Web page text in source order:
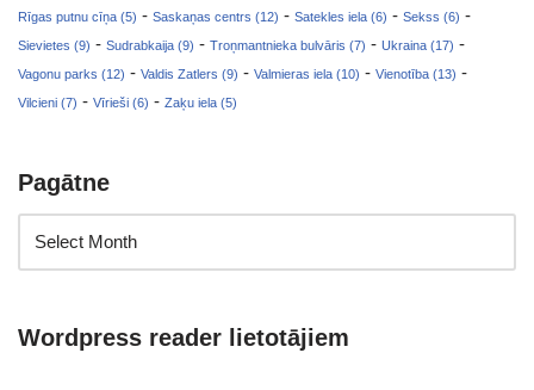
Rīgas putnu cīņa (5) - Saskaņas centrs (12) - Satekles iela (6) - Sekss (6) -
Sievietes (9) - Sudrabkaija (9) - Troņmantnieka bulvāris (7) - Ukraina (17) -
Vagonu parks (12) - Valdis Zatlers (9) - Valmieras iela (10) - Vienotība (13) -
Vilcieni (7) - Vīrieši (6) - Zaķu iela (5)
Pagātne
Wordpress reader lietotājiem